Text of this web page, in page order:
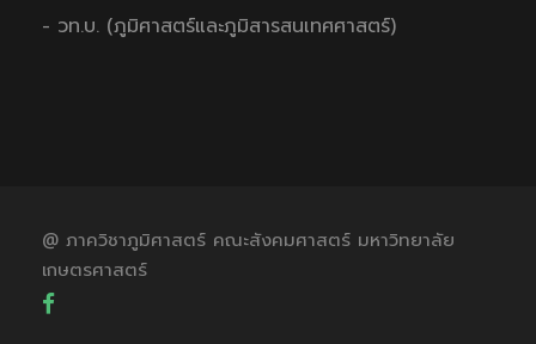
- วท.บ. (ภูมิศาสตร์และภูมิสารสนเทศศาสตร์)
@ ภาควิชาภูมิศาสตร์ คณะสังคมศาสตร์ มหาวิทยาลัย
เกษตรศาสตร์